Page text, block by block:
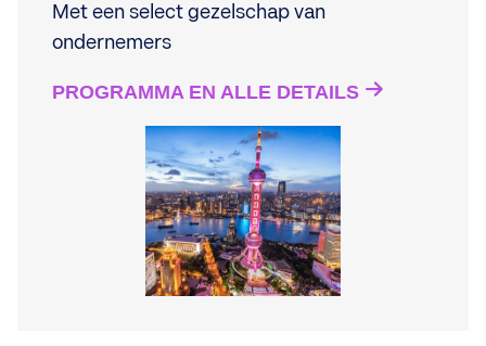
Met een select gezelschap van
ondernemers
PROGRAMMA EN ALLE DETAILS